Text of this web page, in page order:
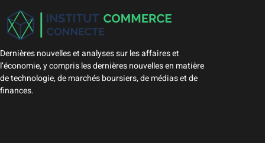
Dernières nouvelles et analyses sur les affaires et
l’économie, y compris les dernières nouvelles en matière
de technologie, de marchés boursiers, de médias et de
finances.